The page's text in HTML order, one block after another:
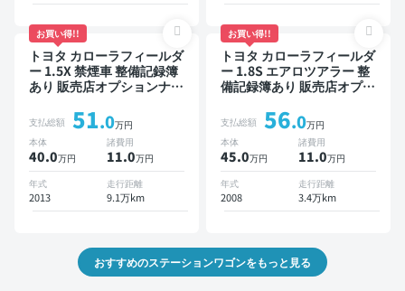
お買い得!!
トヨタ カローラフィールダ
ー 1.5X 禁煙車 整備記録簿
あり 販売店オプションナビ
ックモニター ドライブレコ
ーダー
支払総額 51.0万円
本体
40.0万円
諸費用
11.0万円
年式
2013
走行距離
9.1万km
お買い得!!
トヨタ カローラフィールダ
ー 1.8S エアロツアラー 整
備記録簿あり 販売店オプシ
ETC バックモニター
支払総額 56.0万円
本体
45.0万円
諸費用
11.0万円
年式
2008
走行距離
3.4万km
おすすめのステーションワゴンをもっと見る